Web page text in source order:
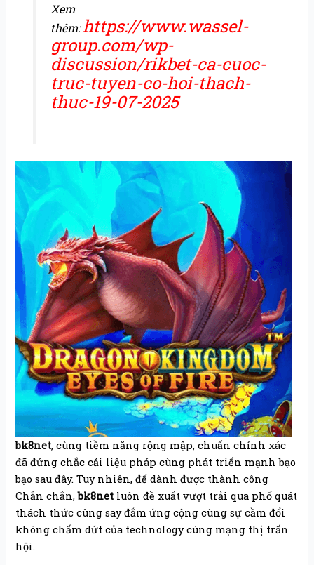
Xem
thêm:https://www.wassel-
group.com/wp-
discussion/rikbet-ca-cuoc-
truc-tuyen-co-hoi-thach-
thuc-19-07-2025
bk8net, cùng tiềm năng rộng mập, chuẩn chỉnh xác
đã đứng chắc cải liệu pháp cùng phát triển mạnh bạo
bạo sau đây. Tuy nhiên, để dành được thành công
Chắn chắn,bk8net luôn đề xuất vượt trải qua phổ quát
thách thức cùng say đắm ứng cộng cùng sự cầm đổi
không chấm dứt của technology cùng mạng thị trấn
hội.